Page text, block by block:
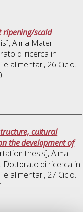
ripening/scald
Alma Mater
di ricerca in
e alimentari, 26 Ciclo.
cultural
the development of
thesis], Alma
Dottorato di ricerca in
e alimentari, 27 Ciclo.